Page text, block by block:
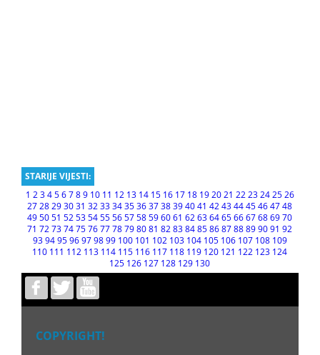
STARIJE VIJESTI:
1 23456789 10 11 12 13 14 15 16 17 18 192021 2223242526
27 28 29 30 31 32 33 34 35 36 37 38 39 40 41 42 43 44 45 46 47 48
49 50 51 52 53 54 55 56 57 58 59 60 61 62 63 64 65 66 67 68 69 70
71 72 73 74 75 76 77 78 79 80 81 82 83 84 85 86 87 88 89 90 91 92
93949596979899 100 101 102 103 104 105 106 107 108 109
110 111 112 113 114 115 116 117 118 119 120 121 122 123 124
125 126 127 128 129 130
COPYRIGHT!